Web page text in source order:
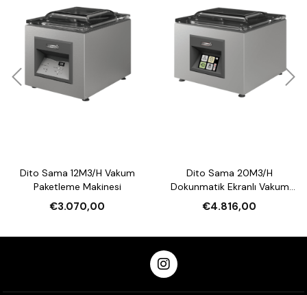
Dito Sama 12M3/H Vakum
Paketleme Makinesi
€3.070,00
Dito Sama 20M3/H
Dokunmatik Ekranlı Vakum
Paketleme Makinesi
€4.816,00